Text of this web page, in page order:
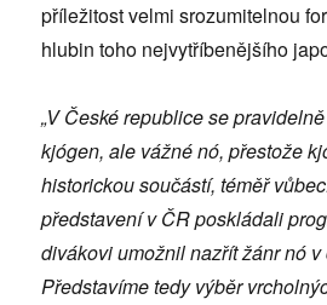
příležitost velmi srozumitelnou
hlubin toho nejvytříbenějšího
„V České republice se
kjógen, ale vážné nó, přestože
historickou součástí, téměř
představení v ČR poskládali
divákovi umožnil nazřít žánr nó
Představíme tedy výběr